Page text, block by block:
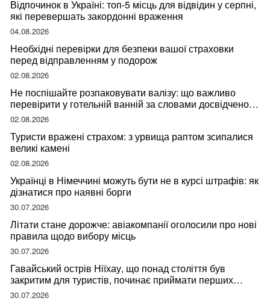
Відпочинок в Україні: топ-5 місць для відвідин у серпні,
які перевершать закордонні враження
04.08.2026
Необхідні перевірки для безпеки вашої страховки
перед відправленням у подорож
02.08.2026
Не поспішайте розпаковувати валізу: що важливо
перевірити у готельній ванній за словами досвідченої
мандрівниці
02.08.2026
Туристи вражені страхом: з урвища раптом зсипалися
великі камені
02.08.2026
Українці в Німеччині можуть бути не в курсі штрафів: як
дізнатися про наявні борги
30.07.2026
Літати стане дорожче: авіакомпанії оголосили про нові
правила щодо вибору місць
30.07.2026
Гавайський острів Ніїхау, що понад століття був
закритим для туристів, починає приймати перших
відвідувачів
30.07.2026